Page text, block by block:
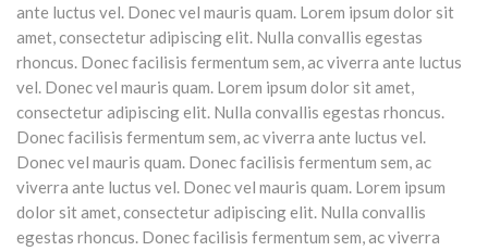
ante luctus vel. Donec vel mauris quam. Lorem ipsum dolor sit
amet, consectetur adipiscing elit. Nulla convallis egestas
rhoncus. Donec facilisis fermentum sem, ac viverra ante luctus
vel. Donec vel mauris quam. Lorem ipsum dolor sit amet,
consectetur adipiscing elit. Nulla convallis egestas rhoncus.
Donec facilisis fermentum sem, ac viverra ante luctus vel.
Donec vel mauris quam. Donec facilisis fermentum sem, ac
viverra ante luctus vel. Donec vel mauris quam. Lorem ipsum
dolor sit amet, consectetur adipiscing elit. Nulla convallis
egestas rhoncus. Donec facilisis fermentum sem, ac viverra